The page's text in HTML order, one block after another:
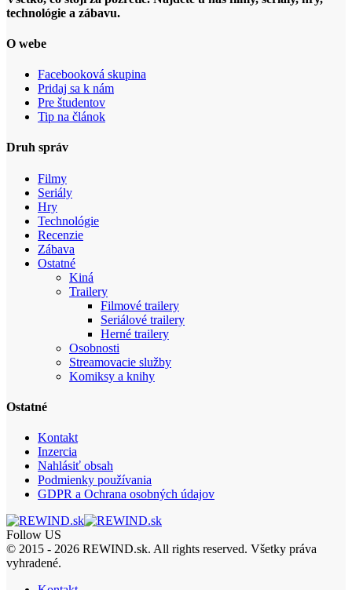
technológie a zábavu.
O webe
Facebooková skupina
Pridaj sa k nám
Pre študentov
Tip na článok
Druh správ
Filmy
Seriály
Hry
Technológie
Recenzie
Zábava
Ostatné
Kiná
Trailery
Filmové trailery
Seriálové trailery
Herné trailery
Osobnosti
Streamovacie služby
Komiksy a knihy
Ostatné
Kontakt
Inzercia
Nahlásiť obsah
Podmienky používania
GDPR a Ochrana osobných údajov
Follow US
© 2015 - 2026 REWIND.sk. All rights reserved. Všetky práva
vyhradené.